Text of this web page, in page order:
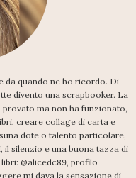
da quando ne ho ricordo. Di
divento una scrapbooker. La
ma non ha funzionato,
creare collage di carta e
dote o talento particolare,
il silenzio e una buona tazza di
@alicedc89, profilo
mi dava la sensazione di